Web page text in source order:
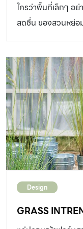
ใครว่าพื้นที่เล็กๆ อย่
สดชื่น ของสวนหย่อ
Design
GRASS